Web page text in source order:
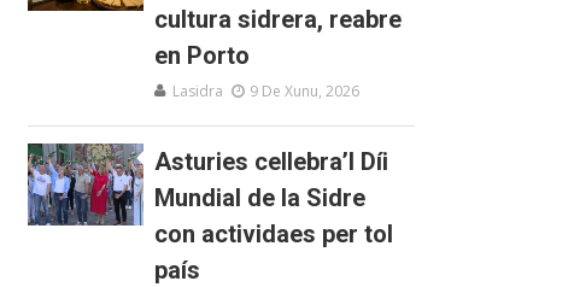
cultura sidrera, reabre
en Porto
Lasidra 9 De Xunu, 2026
Asturies cellebra’l Díi
Mundial de la Sidre
con actividaes per tol
país